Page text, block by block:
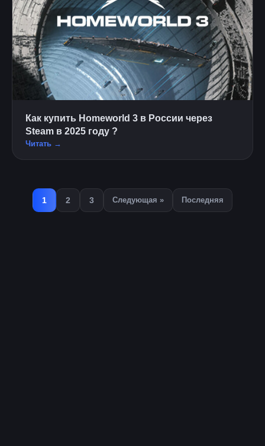
Как купить Homeworld 3 в России через
Steam в 2025 году ?
Читать →
1 2 3 Следующая » Последняя